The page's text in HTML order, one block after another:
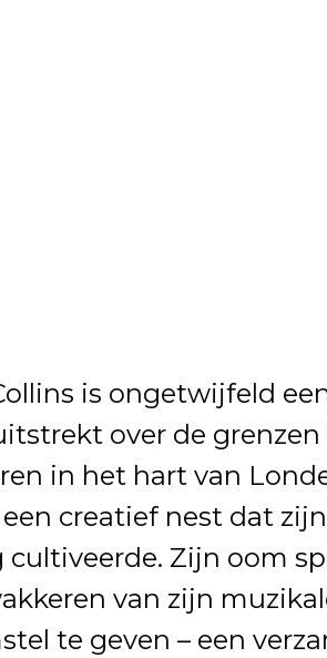
is ongetwijfeld
over de
in het hart van
creatief nest dat
cultiveerde. Zijn oom
van zijn
te geven – een